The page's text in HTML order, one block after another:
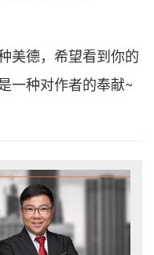
美德，希望看到你的
一种对作者的奉献~